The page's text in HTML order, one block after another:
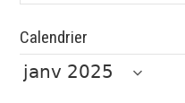
Calendrier